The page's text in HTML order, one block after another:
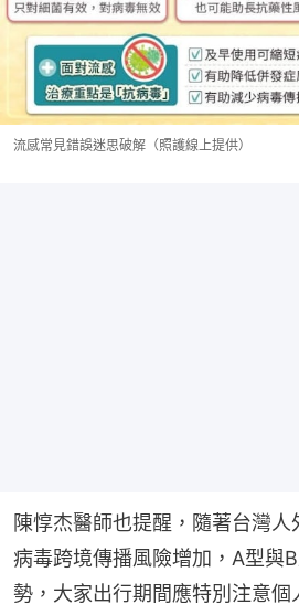
流感常見錯誤迷思破解（照護線上提供）
陳惇杰醫師也提醒，隨著台灣人
病毒跨境傳播風險增加，A型與
勢，大家出行期間應特別注意